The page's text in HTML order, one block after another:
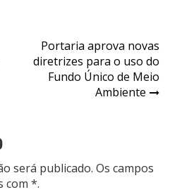
Portaria aprova novas
diretrizes para o uso do
Fundo Único de Meio
Ambiente
será publicado. Os campos
com *.